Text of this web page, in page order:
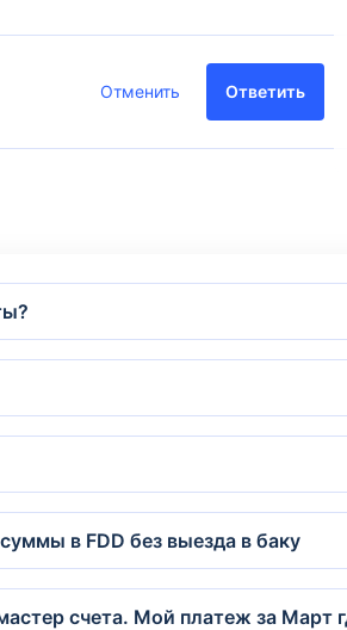
Отменить Ответить
в FDD без выезда в баку
счета. Мой платеж за Март